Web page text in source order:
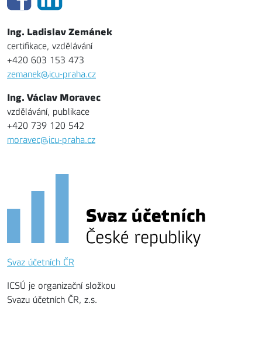
Ing. Ladislav Zemánek
certifikace, vzdělávání
+420 603 153 473
zemanek@icu-praha.cz
Ing. Václav Moravec
vzdělávání, publikace
+420 739 120 542
moravec@icu-praha.cz
Svaz účetních ČR
ICSÚ je organizační složkou
Svazu účetních ČR, z.s.